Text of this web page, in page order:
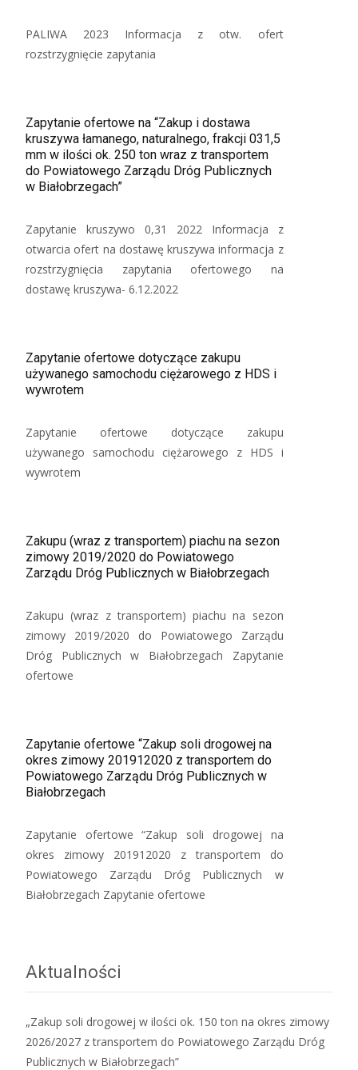
PALIWA 2023 Informacja z otw. ofert
rozstrzygnięcie zapytania
Zapytanie ofertowe na “Zakup i dostawa
kruszywa łamanego, naturalnego, frakcji 031,5
mm w ilości ok. 250 ton wraz z transportem
do Powiatowego Zarządu Dróg Publicznych
w Białobrzegach”
Zapytanie kruszywo 0,31 2022 Informacja z
otwarcia ofert na dostawę kruszywa informacja z
rozstrzygnięcia zapytania ofertowego na
dostawę kruszywa- 6.12.2022
Zapytanie ofertowe dotyczące zakupu
używanego samochodu ciężarowego z HDS i
wywrotem
Zapytanie ofertowe dotyczące zakupu
używanego samochodu ciężarowego z HDS i
wywrotem
Zakupu (wraz z transportem) piachu na sezon
zimowy 2019/2020 do Powiatowego
Zarządu Dróg Publicznych w Białobrzegach
Zakupu (wraz z transportem) piachu na sezon
zimowy 2019/2020 do Powiatowego Zarządu
Dróg Publicznych w Białobrzegach Zapytanie
ofertowe
Zapytanie ofertowe “Zakup soli drogowej na
okres zimowy 201912020 z transportem do
Powiatowego Zarządu Dróg Publicznych w
Białobrzegach
Zapytanie ofertowe “Zakup soli drogowej na
okres zimowy 201912020 z transportem do
Powiatowego Zarządu Dróg Publicznych w
Białobrzegach Zapytanie ofertowe
Aktualności
„Zakup soli drogowej w ilości ok. 150 ton na okres zimowy
2026/2027 z transportem do Powiatowego Zarządu Dróg
Publicznych w Białobrzegach”